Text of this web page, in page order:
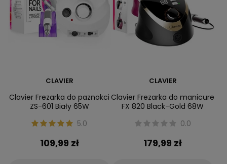
CLAVIER
Clavier Frezarka do paznokci
ZS-601 Biały 65W
5.0
109,99 zł
CLAVIER
Clavier Frezarka do manicure
FX 820 Black-Gold 68W
0.0
179,99 zł